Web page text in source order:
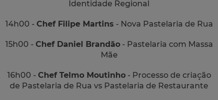
Identidade Regional
14h00 - Chef Filipe Martins - Nova Pastelaria de Rua
15h00 - Chef Daniel Brandão- Pastelaria com Massa
Mãe
16h00 - Chef Telmo Moutinho- Processo de criação
de Pastelaria de Rua vs Pastelaria de Restaurante